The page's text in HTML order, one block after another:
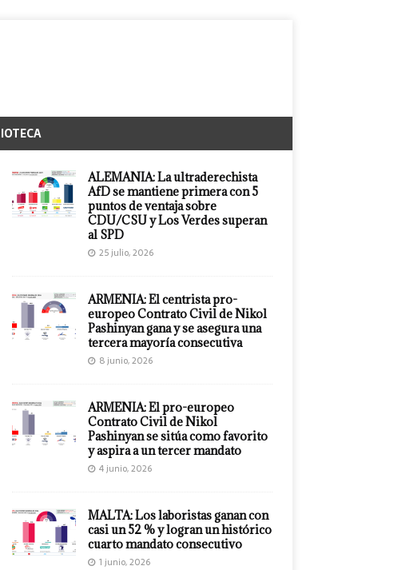
ALEMANIA: La ultraderechista
AfD se mantiene primera con 5
puntos de ventaja sobre
CDU/CSU y Los Verdes superan
al SPD
25 julio, 2026
ARMENIA: El centrista pro-
europeo Contrato Civil de Nikol
Pashinyan gana y se asegura una
tercera mayoría consecutiva
8 junio, 2026
ARMENIA: El pro-europeo
Contrato Civil de Nikol
Pashinyan se sitúa como favorito
y aspira a un tercer mandato
4 junio, 2026
MALTA: Los laboristas ganan con
casi un 52 % y logran un histórico
cuarto mandato consecutivo
1 junio, 2026